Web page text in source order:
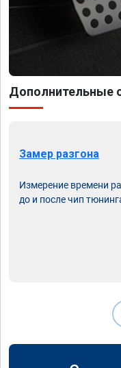
Дополнительные
Замер разгона
Измерение времени
до и после чип